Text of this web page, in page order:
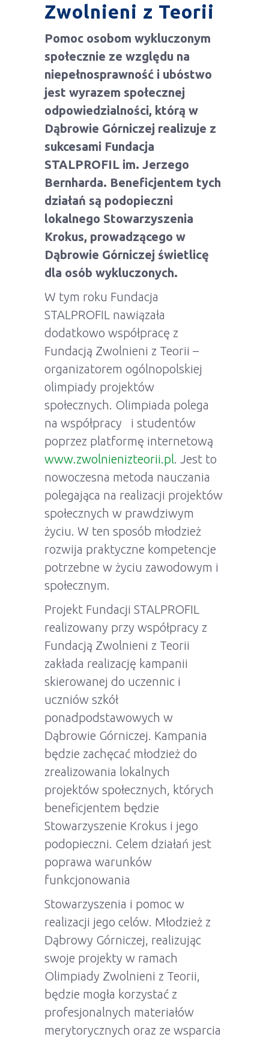
Zwolnieni z Teorii
Pomoc osobom wykluczonym
społecznie ze względu na
niepełnosprawność i ubóstwo
jest wyrazem społecznej
odpowiedzialności, którą w
Dąbrowie Górniczej realizuje z
sukcesami Fundacja
STALPROFIL im. Jerzego
Bernharda. Beneficjentem tych
działań są podopieczni
lokalnego Stowarzyszenia
Krokus, prowadzącego w
Dąbrowie Górniczej świetlicę
dla osób wykluczonych.
W tym roku Fundacja
STALPROFIL nawiązała
dodatkowo współpracę z
Fundacją Zwolnieni z Teorii –
organizatorem ogólnopolskiej
olimpiady projektów
społecznych. Olimpiada polega
na współpracy i studentów
poprzez platformę internetową
www.zwolnienizteorii.pl. Jest to
nowoczesna metoda nauczania
polegająca na realizacji projektów
społecznych w prawdziwym
życiu. W ten sposób młodzież
rozwija praktyczne kompetencje
potrzebne w życiu zawodowym i
społecznym.
Projekt Fundacji STALPROFIL
realizowany przy współpracy z
Fundacją Zwolnieni z Teorii
zakłada realizację kampanii
skierowanej do uczennic i
uczniów szkół
ponadpodstawowych w
Dąbrowie Górniczej. Kampania
będzie zachęcać młodzież do
zrealizowania lokalnych
projektów społecznych, których
beneficjentem będzie
Stowarzyszenie Krokus i jego
podopieczni. Celem działań jest
poprawa warunków
funkcjonowania
Stowarzyszenia i pomoc w
realizacji jego celów. Młodzież z
Dąbrowy Górniczej, realizując
swoje projekty w ramach
Olimpiady Zwolnieni z Teorii,
będzie mogła korzystać z
profesjonalnych materiałów
merytorycznych oraz ze wsparcia